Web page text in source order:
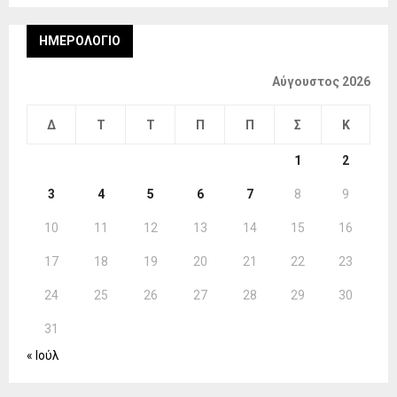
ΗΜΕΡΟΛΌΓΙΟ
Αύγουστος 2026
Δ Τ Τ Π Π Σ Κ
1 2
3 4 5 6 7 8 9
10 11 12 13 14 15 16
17 18 19 20 21 22 23
24 25 26 27 28 29 30
31
« Ιούλ